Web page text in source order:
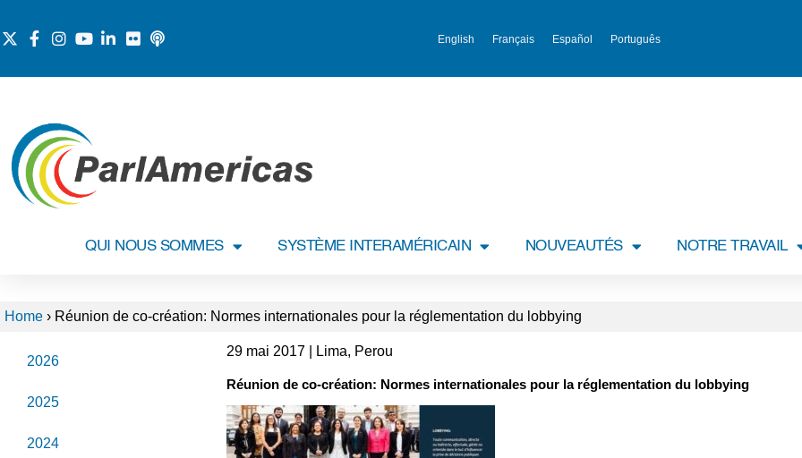
English Français Español Português
QUI NOUS SOMMES SYSTÈME INTERAMÉRICAIN NOUVEAUTÉS NOTRE TRAVAIL
Home › Réunion de co-création: Normes internationales pour la réglementation du lobbying
2026
2025
2024
29 mai 2017 | Lima, Perou
Réunion de co-création: Normes internationales pour la réglementation du lobbying